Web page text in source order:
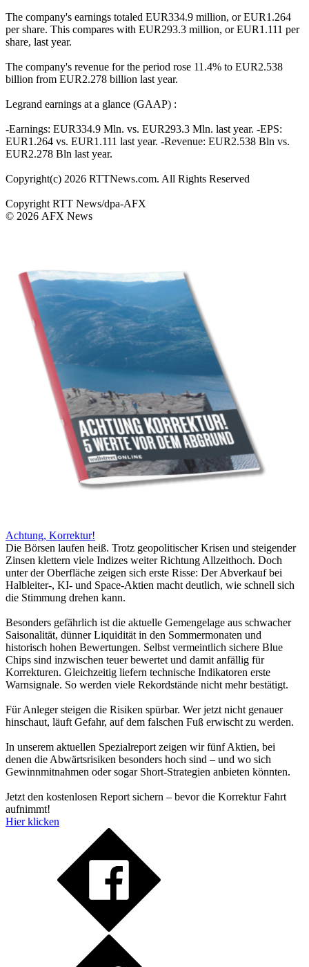
The company's earnings totaled EUR334.9 million, or EUR1.264
per share. This compares with EUR293.3 million, or EUR1.111 per
share, last year.
The company's revenue for the period rose 11.4% to EUR2.538
billion from EUR2.278 billion last year.
Legrand earnings at a glance (GAAP) :
-Earnings: EUR334.9 Mln. vs. EUR293.3 Mln. last year. -EPS:
EUR1.264 vs. EUR1.111 last year. -Revenue: EUR2.538 Bln vs.
EUR2.278 Bln last year.
Copyright(c) 2026 RTTNews.com. All Rights Reserved
Copyright RTT News/dpa-AFX
© 2026 AFX News
Achtung, Korrektur!
Die Börsen laufen heiß. Trotz geopolitischer Krisen und steigender
Zinsen klettern viele Indizes weiter Richtung Allzeithoch. Doch
unter der Oberfläche zeigen sich erste Risse: Der Abverkauf bei
Halbleiter-, KI- und Space-Aktien macht deutlich, wie schnell sich
die Stimmung drehen kann.
Besonders gefährlich ist die aktuelle Gemengelage aus schwacher
Saisonalität, dünner Liquidität in den Sommermonaten und
historisch hohen Bewertungen. Selbst vermeintlich sichere Blue
Chips sind inzwischen teuer bewertet und damit anfällig für
Korrekturen. Gleichzeitig liefern technische Indikatoren erste
Warnsignale. So werden viele Rekordstände nicht mehr bestätigt.
Für Anleger steigen die Risiken spürbar. Wer jetzt nicht genauer
hinschaut, läuft Gefahr, auf dem falschen Fuß erwischt zu werden.
In unserem aktuellen Spezialreport zeigen wir fünf Aktien, bei
denen die Abwärtsrisiken besonders hoch sind – und wo sich
Gewinnmitnahmen oder sogar Short-Strategien anbieten könnten.
Jetzt den kostenlosen Report sichern – bevor die Korrektur Fahrt
aufnimmt!
Hier klicken